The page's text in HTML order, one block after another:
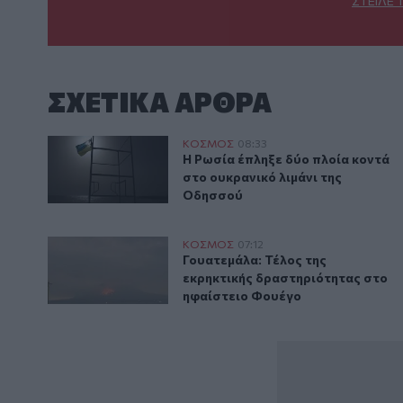
ΣΧΕΤΙΚA AΡΘΡΑ
Η Ρωσία έπληξε δύο πλοία κοντά στο ουκρανικό
ΚΟΣΜΟΣ 08:33
Η Ρωσία έπληξε δύο πλοία
Η Ρωσία έπληξε δύο πλοία κοντά
στο ουκρανικό λιμάνι της
Οδησσού
Γουατεμάλα: Τέλος της εκρηκτικής δραστηριότητας
ΚΟΣΜΟΣ 07:12
Γουατεμάλα: Τέλος της
Γουατεμάλα: Τέλος της
εκρηκτικής δραστηριότητας στο
ηφαίστειο Φουέγο